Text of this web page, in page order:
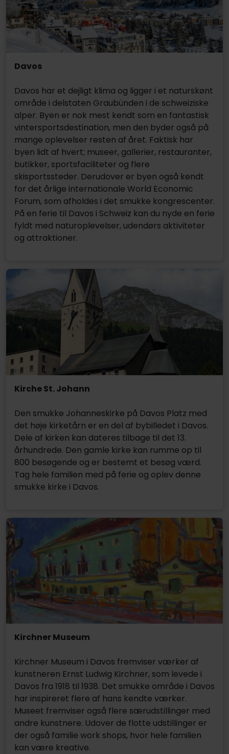
Davos
Davos har et dejligt klima og ligger i et naturskønt
område i delstaten Graubünden i de schweiziske
alper. Byen er nok mest kendt som en fantastisk
vintersportsdestination, men den byder også på
mange oplevelser resten af året. Faktisk har
byen lidt af hvert; museer, gallerier, restauranter,
butikker, sportsfaciliteter og flere
skisportssteder. Derudover er byen også kendt
for det årlige internationale World Economic
Forum, som afholdes i det smukke kongrescenter.
På en ferie til Davos i Schweiz kan du nyde en ferie
fyldt med naturoplevelser, udendørs aktiviteter
og attraktioner.
Kirche St. Johann
Den smukke Johanneskirke på Davos Platz med
det høje kirketårn er en del af bybilledet i Davos.
Dele af kirken kan dateres tilbage til det 13.
århundrede. Den gamle kirke kan rumme op til
800 besøgende og er bestemt et besøg værd.
Tag hele familien med på ferie og oplev denne
smukke kirke i Davos.
Kirchner Museum
Kirchner Museum i Davos fremviser værker af
kunstneren Ernst Ludwig Kirchner, som levede i
Davos fra 1918 til 1938. Det smukke område i Davos
har inspireret flere af hans kendte værker.
Museet fremviser også flere særudstillinger med
andre kunstnere. Udover de flotte udstillinger er
der også familie work shops, hvor hele familien
kan være kreative.